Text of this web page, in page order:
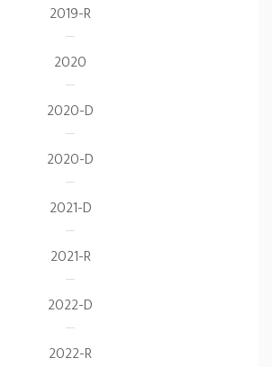
2019-R
2020
2020-D
2020-D
2021-D
2021-R
2022-D
2022-R